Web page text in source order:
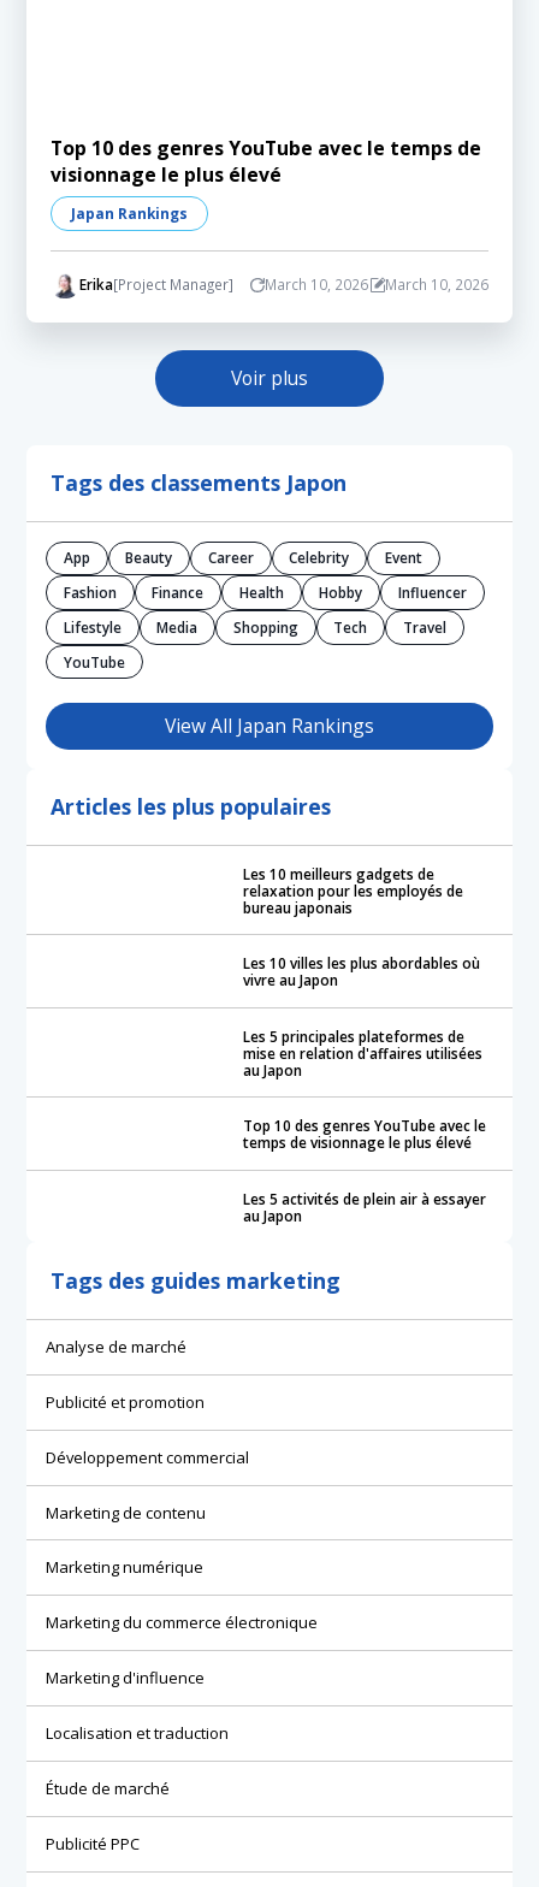
Top 10 des genres YouTube avec le temps de
visionnage le plus élevé
Japan Rankings
Erika[Project Manager] March 10, 2026 March 10, 2026
Voir plus
Tags des classements Japon
App Beauty Career Celebrity
Event
Fashion
Finance Health Hobby
Influencer
Lifestyle
Media Shopping Tech
Travel
YouTube
View All Japan Rankings
Articles les plus populaires
Les 10 meilleurs gadgets de
relaxation pour les employés de
bureau japonais
Les 10 villes les plus abordables où
vivre au Japon
Les 5 principales plateformes de
mise en relation d'affaires utilisées
au Japon
Top 10 des genres YouTube avec le
temps de visionnage le plus élevé
Les 5 activités de plein air à essayer
au Japon
Tags des guides marketing
Analyse de marché
Publicité et promotion
Développement commercial
Marketing de contenu
Marketing numérique
Marketing du commerce électronique
Marketing d'influence
Localisation et traduction
Étude de marché
Publicité PPC